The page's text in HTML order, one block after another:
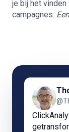
je bij het
campagnes.